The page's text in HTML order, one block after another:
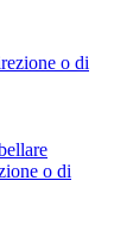
o di
o di